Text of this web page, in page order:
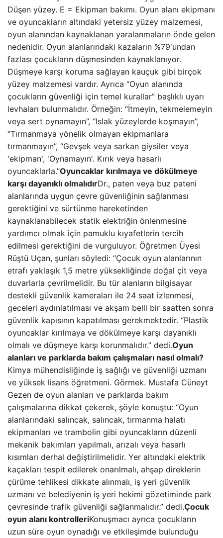
Düşen yüzey. E = Ekipman bakımı. Oyun alanı ekipmanı
ve oyuncakların altındaki yetersiz yüzey malzemesi,
oyun alanından kaynaklanan yaralanmaların önde gelen
nedenidir. Oyun alanlarındaki kazaların %79'undan
fazlası çocukların düşmesinden kaynaklanıyor.
Düşmeye karşı koruma sağlayan kauçuk gibi birçok
yüzey malzemesi vardır. Ayrıca “Oyun alanında
çocukların güvenliği için temel kurallar” başlıklı uyarı
levhaları bulunmalıdır. Örneğin: “İtmeyin, tekmelemeyin
veya sert oynamayın”, “Islak yüzeylerde koşmayın”,
“Tırmanmaya yönelik olmayan ekipmanlara
tırmanmayın”, “Gevşek veya sarkan giysiler veya
'ekipman', 'Oynamayın'. Kırık veya hasarlı
oyuncaklarla.”Oyuncaklar kırılmaya ve dökülmeye
karşı dayanıklı olmalıdırDr., paten veya buz pateni
alanlarında uygun çevre güvenliğinin sağlanması
gerektiğini ve sürtünme hareketinden
kaynaklanabilecek statik elektriğin önlenmesine
yardımcı olmak için pamuklu kıyafetlerin tercih
edilmesi gerektiğini de vurguluyor. Öğretmen Üyesi
Rüştü Uçan, şunları söyledi: “Çocuk oyun alanlarının
etrafı yaklaşık 1,5 metre yüksekliğinde doğal çit veya
duvarlarla çevrilmelidir. Bu tür alanların bilgisayar
destekli güvenlik kameraları ile 24 saat izlenmesi,
geceleri aydınlatılması ve akşam belli bir saatten sonra
güvenlik kapısının kapatılması gerekmektedir. “Plastik
oyuncaklar kırılmaya ve dökülmeye karşı dayanıklı
olmalı ve düşmeye karşı korunmalıdır.” dedi.Oyun
alanları ve parklarda bakım çalışmaları nasıl olmalı?
Kimya mühendisliğinde iş sağlığı ve güvenliği uzmanı
ve yüksek lisans öğretmeni. Görmek. Mustafa Cüneyt
Gezen de oyun alanları ve parklarda bakım
çalışmalarına dikkat çekerek, şöyle konuştu: “Oyun
alanlarındaki salıncak, salıncak, tırmanma halatı
ekipmanları ve trambolin gibi oyuncakların düzenli
mekanik bakımları yapılmalı, arızalı veya hasarlı
kısımları derhal değiştirilmelidir. Yer altındaki elektrik
kaçakları tespit edilerek onarılmalı, ahşap direklerin
çürüme tehlikesi dikkate alınmalı, iş yeri güvenlik
uzmanı ve belediyenin iş yeri hekimi gözetiminde park
çevresinde trafik güvenliği sağlanmalıdır.” dedi.Çocuk
oyun alanı kontrolleriKonuşmacı ayrıca çocukların
uzun süre oyun oynadığı ve etkileşimde bulunduğu